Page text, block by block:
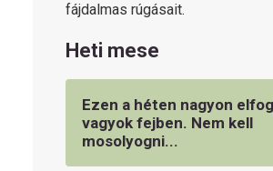
fájdalmas rúgásait.
Heti mese
Ezen a héten nagyon
vagyok fejben. Nem kell
mosolyogni...